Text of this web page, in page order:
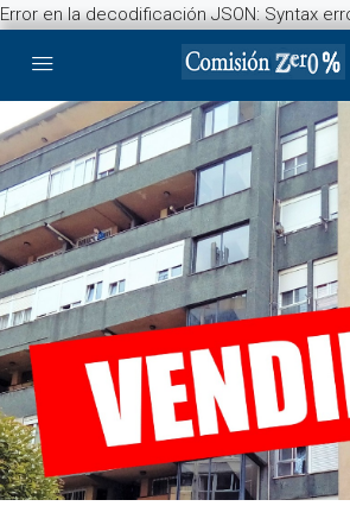
Error en la decodificación JSON: Syntax